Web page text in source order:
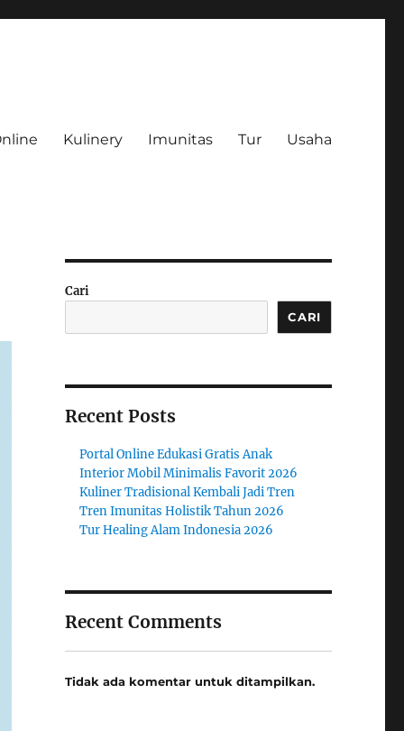
Kulinery Imunitas Tur Usaha
Cari
CARI
Recent Posts
Portal Online Edukasi Gratis Anak
Interior Mobil Minimalis Favorit 2026
Kuliner Tradisional Kembali Jadi Tren
Tren Imunitas Holistik Tahun 2026
Tur Healing Alam Indonesia 2026
Recent Comments
Tidak ada komentar untuk ditampilkan.